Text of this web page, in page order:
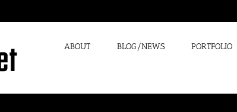
ABOUT BLOG/NEWS PORTFOLIO